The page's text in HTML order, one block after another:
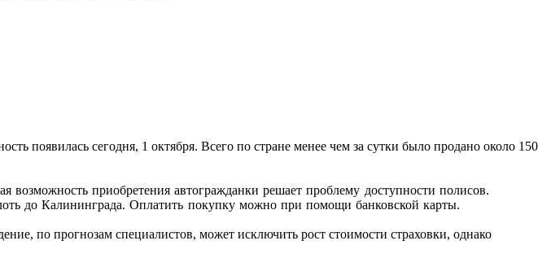
появилась сегодня, 1 октября. Всего по стране менее чем за сутки было продано около 150
приобретения автогражданки решает проблему доступности полисов.
до Калининграда. Оплатить покупку можно при помощи банковской карты.
по прогнозам специалистов, может исключить рост стоимости страховки, однако